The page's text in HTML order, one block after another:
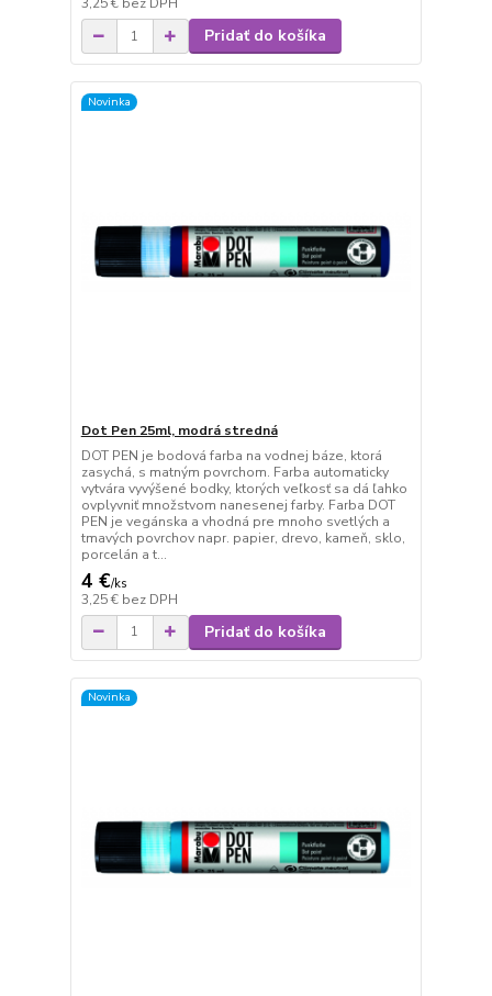
3,25 € bez DPH
Pridať do košíka
Novinka
Dot Pen 25ml, modrá stredná
DOT PEN je bodová farba na vodnej báze, ktorá
zasychá, s matným povrchom. Farba automaticky
vytvára vyvýšené bodky, ktorých veľkosť sa dá ľahko
ovplyvniť množstvom nanesenej farby. Farba DOT
PEN je vegánska a vhodná pre mnoho svetlých a
tmavých povrchov napr. papier, drevo, kameň, sklo,
porcelán a t...
4 €/ks
3,25 € bez DPH
Pridať do košíka
Novinka